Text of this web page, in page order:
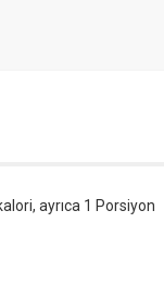
ayrıca 1 Porsiyon